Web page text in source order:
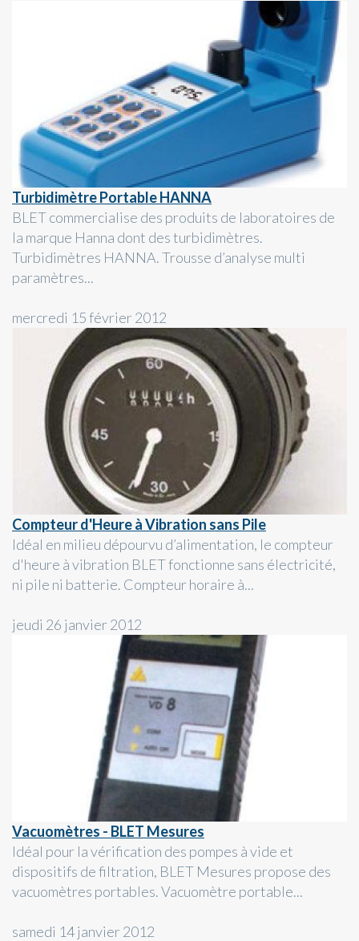
Turbidimètre Portable HANNA
BLET commercialise des produits de laboratoires de
la marque Hanna dont des turbidimètres.
Turbidimètres HANNA. Trousse d’analyse multi
paramètres...
mercredi 15 février 2012
Compteur d'Heure à Vibration sans Pile
Idéal en milieu dépourvu d’alimentation, le compteur
d'heure à vibration BLET fonctionne sans électricité,
ni pile ni batterie. Compteur horaire à...
jeudi 26 janvier 2012
Vacuomètres - BLET Mesures
Idéal pour la vérification des pompes à vide et
dispositifs de filtration, BLET Mesures propose des
vacuomètres portables. Vacuomètre portable...
samedi 14 janvier 2012